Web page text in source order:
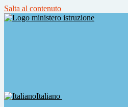
Salta al contenuto
Italiano